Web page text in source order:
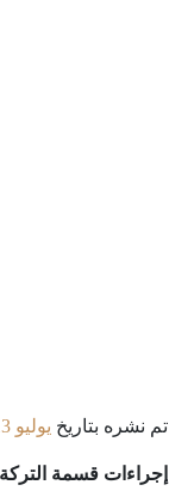
تم نشره بتاريخ يوليو 13, 2026
إجراءات قسمة